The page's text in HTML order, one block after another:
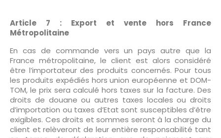
Article 7 : Export et vente hors France
Métropolitaine
En cas de commande vers un pays autre que la
France métropolitaine, le client est alors considéré
être l’importateur des produits concernés. Pour tous
les produits expédiés hors union européenne et DOM-
TOM, le prix sera calculé hors taxes sur la facture. Des
droits de douane ou autres taxes locales ou droits
d’importation ou taxes d’Etat sont susceptibles d’être
exigibles. Ces droits et sommes seront à la charge du
client et relèveront de leur entière responsabilité tant